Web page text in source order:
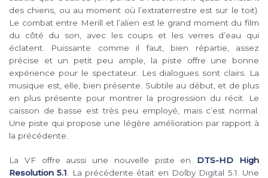
des chiens, ou au moment où l’extraterrestre est sur le toit).
Le combat entre Merill et l’alien est le grand moment du film
du côté du son, avec les coups et les verres d’eau qui
éclatent. Puissante comme il faut, bien répartie, assez
précise et un petit peu ample, la piste offre une bonne
expérience pour le spectateur. Les dialogues sont clairs. La
musique est, elle, bien présente. Subtile au début, et de plus
en plus présente pour montrer la progression du récit. Le
caisson de basse est très peu employé, mais c’est normal.
Une piste qui propose une légère amélioration par rapport à
la précédente.
La VF offre aussi une nouvelle piste en DTS-HD High
Resolution 5.1 . La précédente était en Dolby Digital 5.1. Une